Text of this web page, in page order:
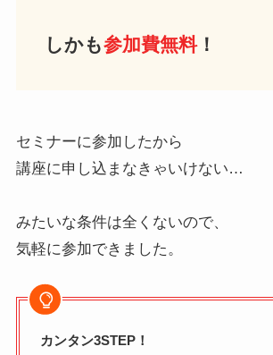
しかも参加費無料！
セミナーに参加したから
講座に申し込まなきゃいけない…
みたいな条件は全くないので、
気軽に参加できました。
カンタン3STEP！